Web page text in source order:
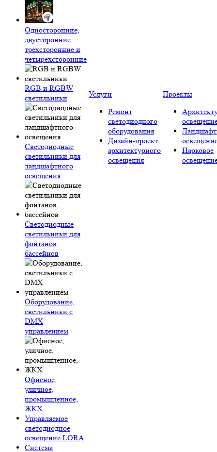
Односторонние,
двусторонние,
трехсторонние и
четырехсторонние
RGB и RGBW
светильники
Светодиодные
светильники для
ландшафтного
освещения
Светодиодные
светильники для
фонтанов,
бассейнов
Оборудование,
светильники с
DMX
управлением
Офисное,
уличное,
промышленное,
ЖКХ
Управляемое
светодиодное
освещение LORA
Система
Услуги
Ремонт
светодиодного
оборудования
Дизайн-проект
архитектурного
освещения
Проекты
Парковое